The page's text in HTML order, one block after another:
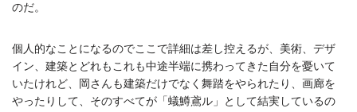
のだ。
個人的なことになるのでここで詳細は差し控えるが、美術、デザ
イン、建築とどれもこれも中途半端に携わってきた自分を憂いて
いたけれど、岡さんも建築だけでなく舞踏をやられたり、画廊を
やったりして、そのすべてが「蟻鱒鳶ル」として結実しているの